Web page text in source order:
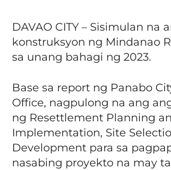
DAVAO CITY – Sisimulan na
konstruksyon ng Mindanao
sa unang bahagi ng 2023.
Base sa report ng Panabo
Office, nagpulong na ang
ng Resettlement Planning
Implementation, Site
Development para sa
nasabing proyekto na may